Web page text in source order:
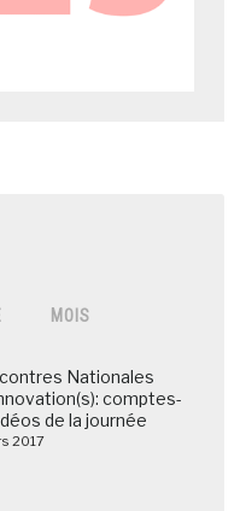
MOIS
Nationales
comptes-
de la journée
2017